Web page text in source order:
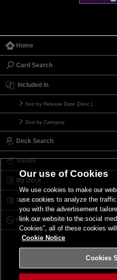
Home
Card Search
Included in
Sort by Release Date (Desc.)
Sort by Category
Deck Search
Trends
My Deck
My Card List
Forbidden & Limited List
Our use of Cookies
We use cookies to make our
use cookies to analyze the
you with the advertisement
link our website to the social
Cookies”, all of these cookies
Cookie Notice
Cookies